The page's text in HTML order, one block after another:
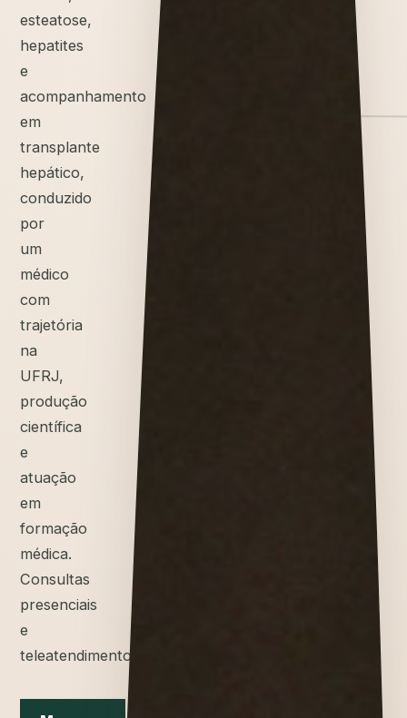
esteatose,
hepatites
e
acompanhamento
em
transplante
hepático,
conduzido
por
um
médico
com
trajetória
na
UFRJ,
produção
científica
e
atuação
em
formação
médica.
Consultas
presenciais
e
teleatendimento.